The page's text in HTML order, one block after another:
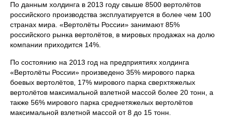
По данным холдинга в 2013 году свыше 8500 вертолётов
российского производства эксплуатируется в более чем 100
странах мира. «Вертолёты России» занимают 85%
российского рынка вертолётов, в мировых продажах на долю
компании приходится 14%.
По состоянию на 2013 год на предприятиях холдинга
«Вертолёты России» произведено 35% мирового парка
боевых вертолётов, 17% мирового парка сверхтяжелых
вертолётов максимальной взлетной массой более 20 тонн, а
также 56% мирового парка среднетяжелых вертолётов
максимальной взлетной массой от 8 до 15 тонн.